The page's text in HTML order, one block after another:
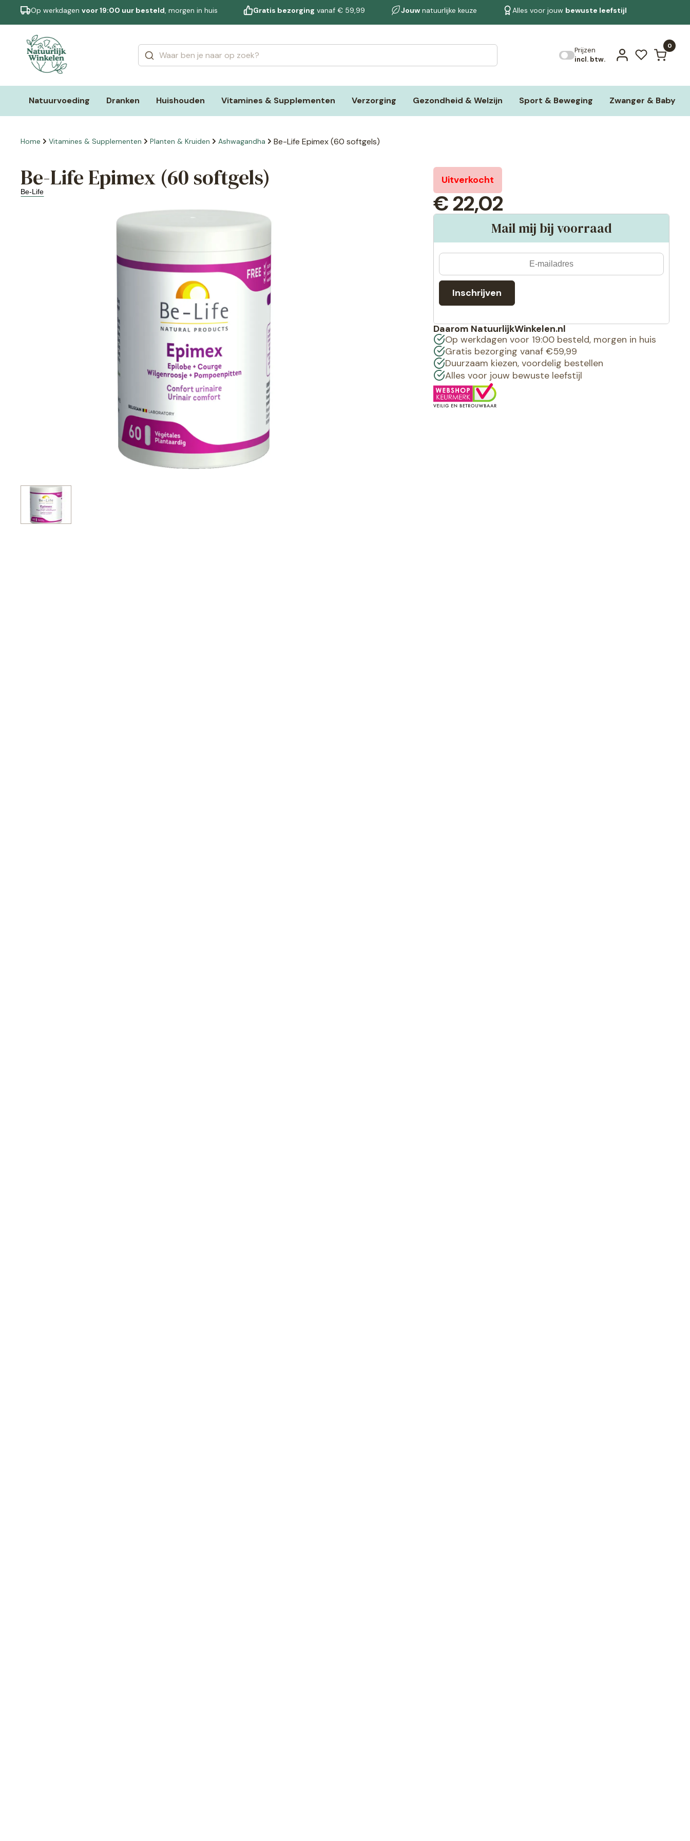
Op werkdagen voor 19:00 uur besteld, morgen in huis Gratis bezorging vanaf € 59,99 Jouwnatuurlijke keuze Alles voor jouw bewuste leefstijl
Prijzen
incl. btw.
0
Natuurvoeding Dranken Huishouden Vitamines & Supplementen Verzorging Gezondheid & Welzijn Sport & Beweging Zwanger & Baby
Bekijk alle resultaten
Home Vitamines & Supplementen Planten & Kruiden Ashwagandha Be-Life Epimex (60 softgels)
Be-Life Epimex (60 softgels)
Be-Life
Uitverkocht
€22,02
Mail mij bij voorraad
Inschrijven
Daarom NatuurlijkWinkelen.nl
Op werkdagen voor 19:00 besteld, morgen in huis
Gratis bezorging vanaf €59,99
Duurzaam kiezen, voordelig bestellen
Alles voor jouw bewuste leefstijl